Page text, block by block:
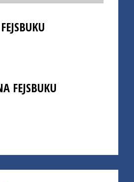
FEJSBUKU